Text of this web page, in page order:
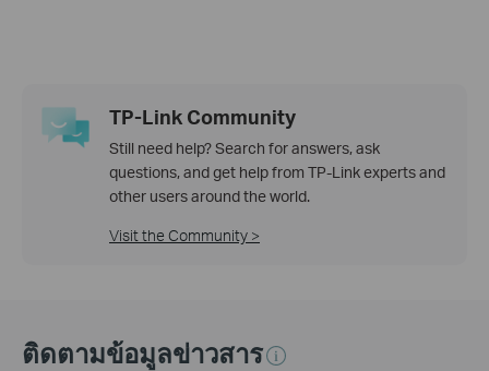
TP-Link Community
Still need help? Search for answers, ask
questions, and get help from TP-Link experts and
other users around the world.
Visit the Community >
ติดตามข้อมูลข่าวสาร